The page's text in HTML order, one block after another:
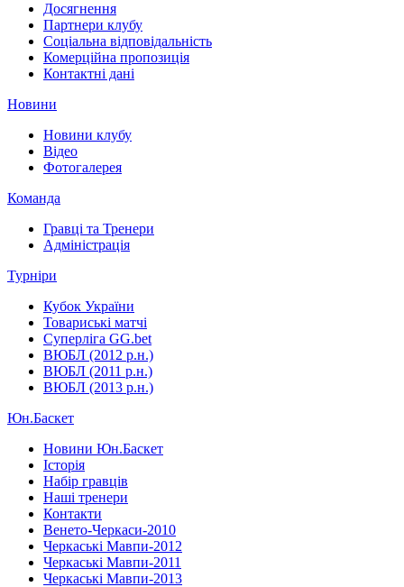
Досягнення
Партнери клубу
Соціальна відповідальність
Комерційна пропозиція
Контактні дані
Новини
Новини клубу
Відео
Фотогалерея
Команда
Гравці та Тренери
Адміністрація
Турніри
Кубок України
Товариські матчі
Суперліга GG.bet
ВЮБЛ (2012 р.н.)
ВЮБЛ (2011 р.н.)
ВЮБЛ (2013 р.н.)
Юн.Баскет
Новини Юн.Баскет
Історія
Набір гравців
Наші тренери
Контакти
Венето-Черкаси-2010
Черкаські Мавпи-2012
Черкаські Мавпи-2011
Черкаські Мавпи-2013